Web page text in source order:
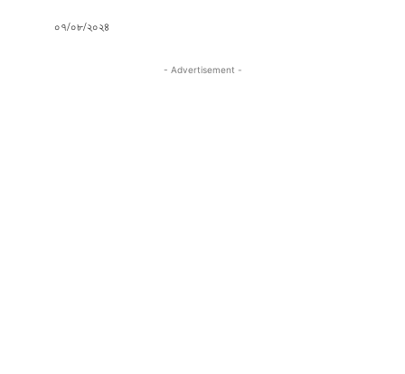
০৭/০৮/২০২৪
- Advertisement -